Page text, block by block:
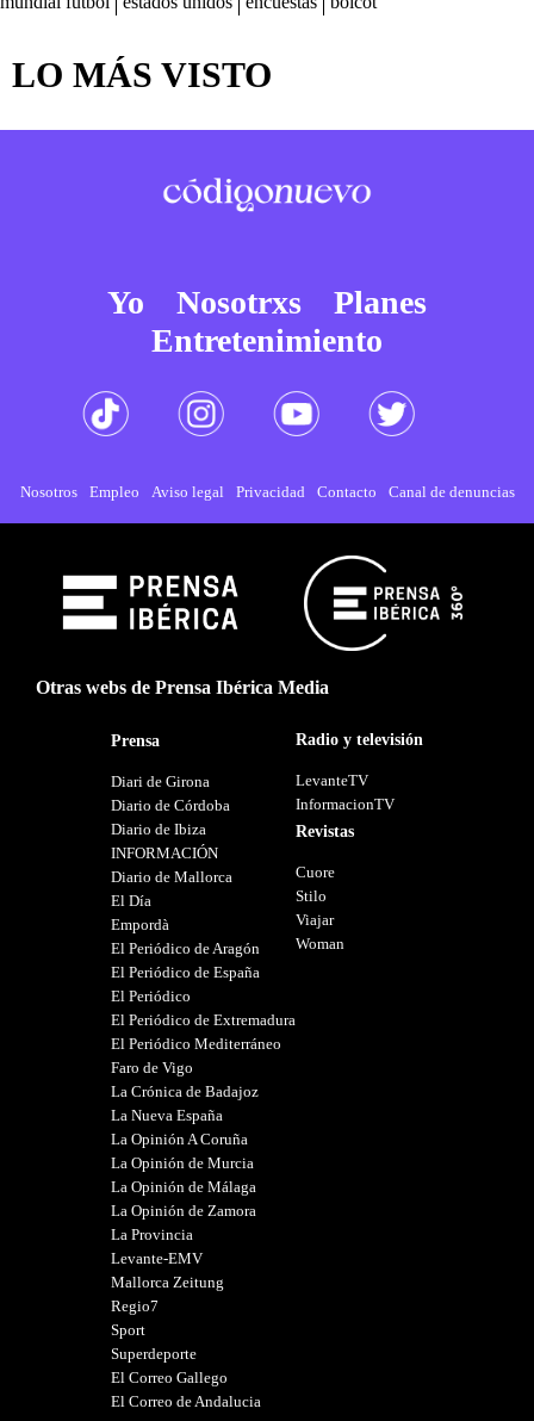
LO MÁS VISTO
Yo Nosotrxs
Planes
Entretenimiento
Nosotros Empleo Aviso legal Privacidad Contacto Canal de denuncias
Otras webs de Prensa Ibérica Media
Prensa
Diari de Girona
Diario de Córdoba
Diario de Ibiza
INFORMACIÓN
Diario de Mallorca
El Día
Empordà
El Periódico de Aragón
El Periódico de España
El Periódico
El Periódico de Extremadura
El Periódico Mediterráneo
Faro de Vigo
La Crónica de Badajoz
La Nueva España
La Opinión A Coruña
La Opinión de Murcia
La Opinión de Málaga
La Opinión de Zamora
La Provincia
Levante-EMV
Mallorca Zeitung
Regio7
Sport
Superdeporte
El Correo Gallego
El Correo de Andalucia
Radio y televisión
LevanteTV
InformacionTV
Revistas
Cuore
Stilo
Viajar
Woman